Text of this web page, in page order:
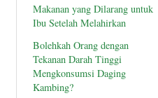
Makanan yang Dilarang untuk
Ibu Setelah Melahirkan
Bolehkah Orang dengan
Tekanan Darah Tinggi
Mengkonsumsi Daging
Kambing?